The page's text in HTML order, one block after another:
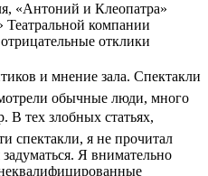
«Антоний и Клеопатра»
компании
отклики
и мнение зала. Спектакли
обычные люди, много
В тех злобных статьях,
спектакли, я не прочитал
Я внимательно